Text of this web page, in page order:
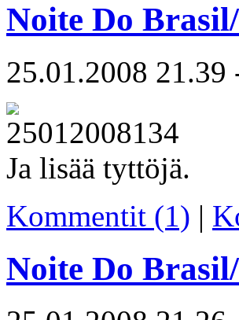
Noite Do
25.01.2008 21.39
Ja lisää tyttöjä.
Kommentit (1) |
Noite Do